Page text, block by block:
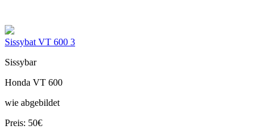
Sissybat VT 600 3
Sissybar
Honda VT 600
wie abgebildet
Preis: 50€